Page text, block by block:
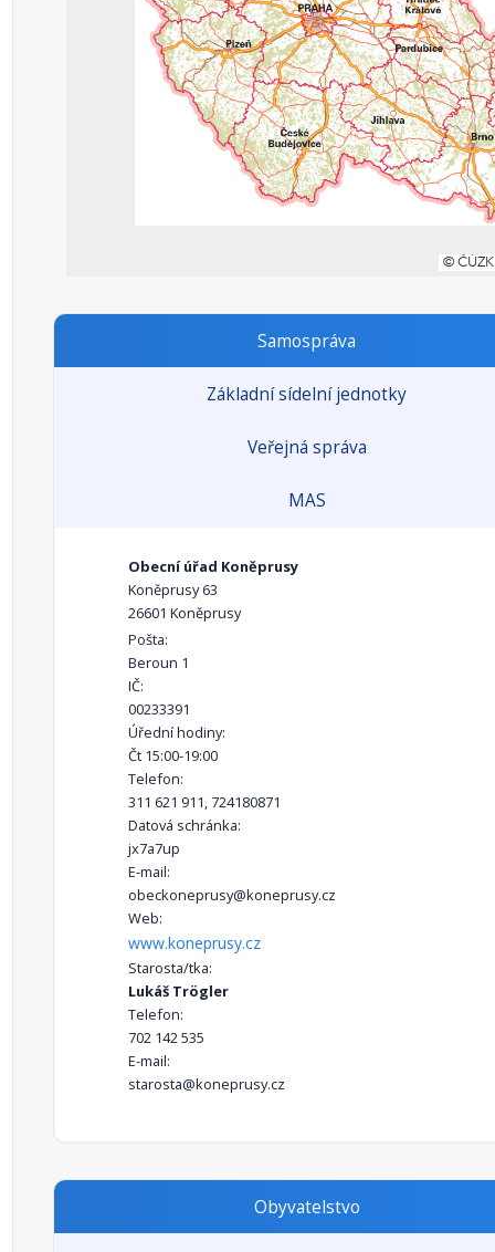
Samospráva
Základní sídelní jednotky
Veřejná správa
MAS
Obecní úřad Koněprusy
Koněprusy 63
26601 Koněprusy
Pošta:
Beroun 1
IČ:
00233391
Úřední hodiny:
Čt 15:00-19:00
Telefon:
311 621 911, 724180871
Datová schránka:
jx7a7up
E-mail:
obeckoneprusy@koneprusy.cz
Web:
www.koneprusy.cz
Starosta/tka:
Lukáš Trögler
Telefon:
702 142 535
E-mail:
starosta@koneprusy.cz
Obyvatelstvo